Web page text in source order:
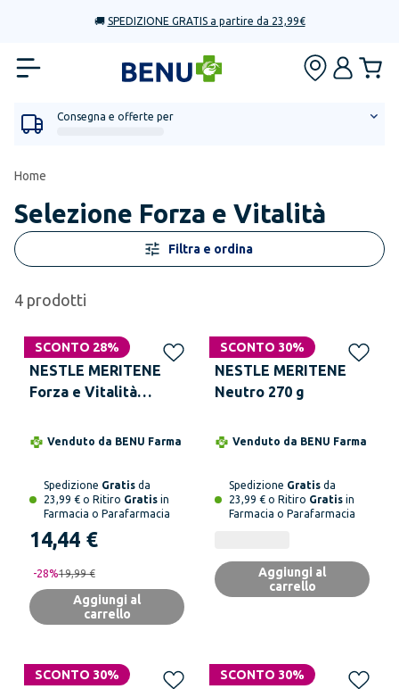
🚚 SPEDIZIONE GRATIS a partire da 23,99€
Consegna e offerte per
Home
Selezione Forza e Vitalità
Filtra e ordina
4 prodotti
SCONTO 28%
NESTLE MERITENE
Forza e Vitalità
Venduto da BENU Farma
Spedizione Gratis da
23,99 € o Ritiro Gratis in
Farmacia o Parafarmacia
14,44 €
-28%19,99 €
Aggiungi al
carrello
SCONTO 30%
NESTLE MERITENE
Neutro 270 g
Venduto da BENU Farma
Spedizione Gratis da
23,99 € o Ritiro Gratis in
Farmacia o Parafarmacia
Aggiungi al
carrello
SCONTO 30% SCONTO 30%